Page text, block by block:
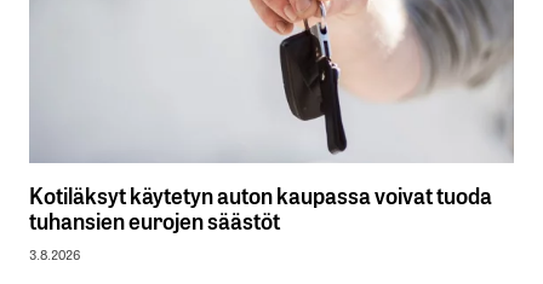
Kotiläksyt käytetyn auton kaupassa voivat tuoda
tuhansien eurojen säästöt
3.8.2026